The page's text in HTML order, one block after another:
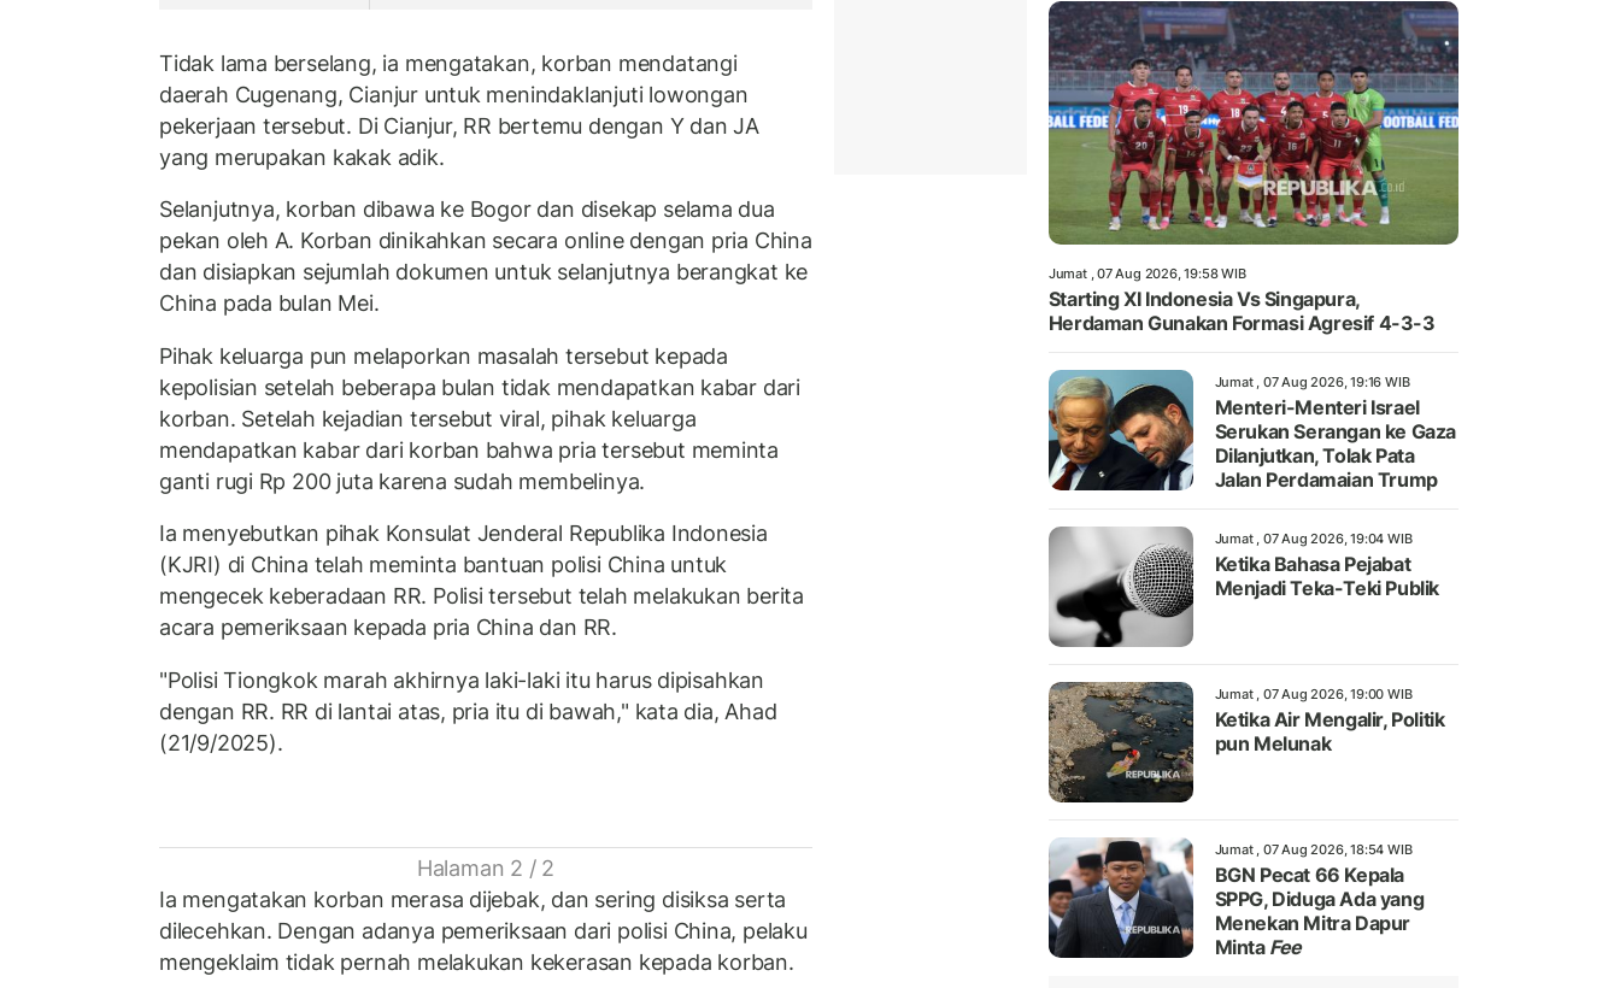
Tidak lama berselang, ia mengatakan, korban mendatangi
daerah Cugenang, Cianjur untuk menindaklanjuti lowongan
pekerjaan tersebut. Di Cianjur, RR bertemu dengan Y dan JA
yang merupakan kakak adik.
Selanjutnya, korban dibawa ke Bogor dan disekap selama dua
pekan oleh A. Korban dinikahkan secara online dengan pria China
dan disiapkan sejumlah dokumen untuk selanjutnya berangkat ke
China pada bulan Mei.
Pihak keluarga pun melaporkan masalah tersebut kepada
kepolisian setelah beberapa bulan tidak mendapatkan kabar dari
korban. Setelah kejadian tersebut viral, pihak keluarga
mendapatkan kabar dari korban bahwa pria tersebut meminta
ganti rugi Rp 200 juta karena sudah membelinya.
Ia menyebutkan pihak Konsulat Jenderal Republika Indonesia
(KJRI) di China telah meminta bantuan polisi China untuk
mengecek keberadaan RR. Polisi tersebut telah melakukan berita
acara pemeriksaan kepada pria China dan RR.
"Polisi Tiongkok marah akhirnya laki-laki itu harus dipisahkan
dengan RR. RR di lantai atas, pria itu di bawah," kata dia, Ahad
(21/9/2025).
Halaman 2 / 2
Ia mengatakan korban merasa dijebak, dan sering disiksa serta
dilecehkan. Dengan adanya pemeriksaan dari polisi China, pelaku
mengeklaim tidak pernah melakukan kekerasan kepada korban.
Jumat , 07 Aug 2026, 19:58 WIB
Starting XI Indonesia Vs Singapura,
Herdaman Gunakan Formasi Agresif 4-3-3
Jumat , 07 Aug 2026, 19:16 WIB
Menteri-Menteri Israel
Serukan Serangan ke Gaza
Dilanjutkan, Tolak Pata
Jalan Perdamaian Trump
Jumat , 07 Aug 2026, 19:04 WIB
Ketika Bahasa Pejabat
Menjadi Teka-Teki Publik
Jumat , 07 Aug 2026, 19:00 WIB
Ketika Air Mengalir, Politik
pun Melunak
Jumat , 07 Aug 2026, 18:54 WIB
BGN Pecat 66 Kepala
SPPG, Diduga Ada yang
Menekan Mitra Dapur
Minta Fee